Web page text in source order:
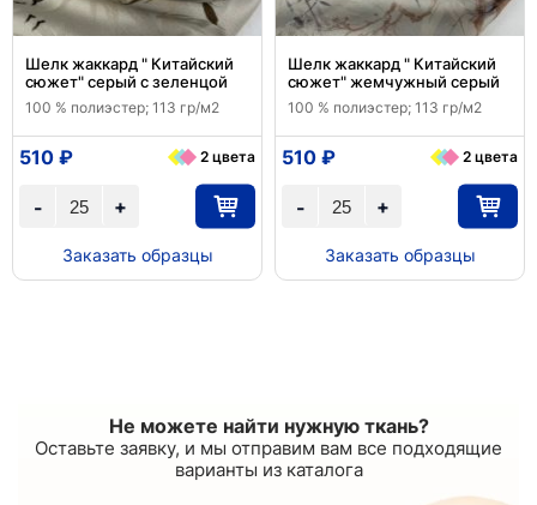
Шелк жаккард " Китайский
сюжет" серый с зеленцой
100 % полиэстер; 113 гр/м2
+
-
510 ₽ 2 цвета
Заказать образцы
Шелк жаккард " Китайский
сюжет" жемчужный серый
100 % полиэстер; 113 гр/м2
+
-
510 ₽ 2 цвета
Заказать образцы
Не можете найти нужную ткань?
Оставьте заявку, и мы отправим вам все подходящие
варианты из каталога